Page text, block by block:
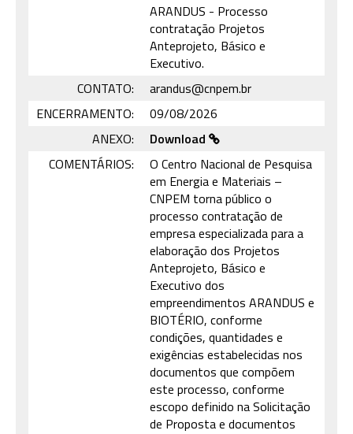
ARANDUS - Processo
contratação Projetos
Anteprojeto, Básico e
Executivo.
CONTATO:
arandus@cnpem.br
ENCERRAMENTO:
09/08/2026
ANEXO:
Download
COMENTÁRIOS:
O Centro Nacional de Pesquisa
em Energia e Materiais –
CNPEM torna público o
processo contratação de
empresa especializada para a
elaboração dos Projetos
Anteprojeto, Básico e
Executivo dos
empreendimentos ARANDUS e
BIOTÉRIO, conforme
condições, quantidades e
exigências estabelecidas nos
documentos que compõem
este processo, conforme
escopo definido na Solicitação
de Proposta e documentos